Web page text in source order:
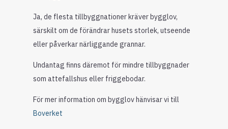
Ja, de flesta tillbyggnationer kräver bygglov,
särskilt om de förändrar husets storlek, utseende
eller påverkar närliggande grannar.
Undantag finns däremot för mindre tillbyggnader
som attefallshus eller friggebodar.
För mer information om bygglov hänvisar vi till
Boverket